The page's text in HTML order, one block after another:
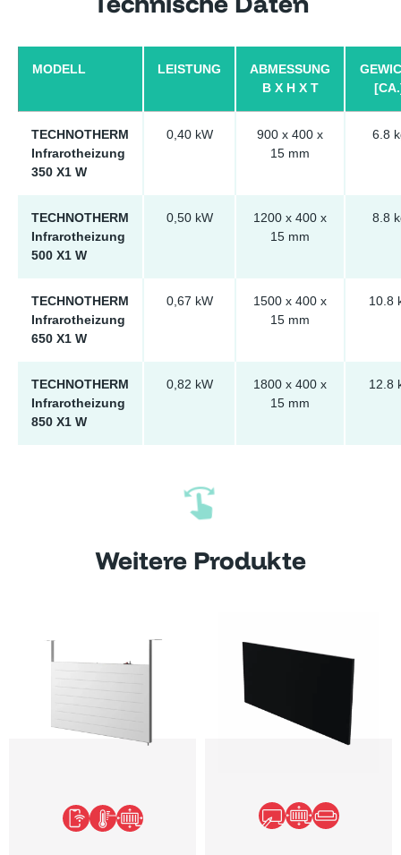
MODELL LEISTUNG
ABMESSUNG
B X H X T
TECHNOTHERM
Infrarotheizung
350 X1 W
0,40 kW
900 x 400 x
15 mm
6.8
TECHNOTHERM
Infrarotheizung
500 X1 W
0,50 kW
1200 x 400 x
15 mm
8.8
TECHNOTHERM
Infrarotheizung
650 X1 W
0,67 kW
1500 x 400 x
15 mm
10.8
TECHNOTHERM
Infrarotheizung
850 X1 W
0,82 kW
1800 x 400 x
15 mm
12.8
Weitere Produkte